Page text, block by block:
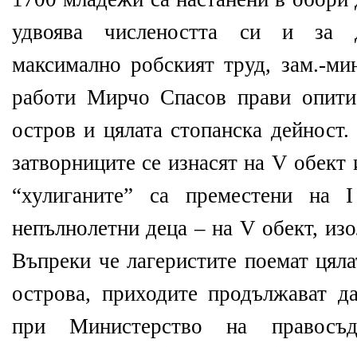
удвоява числеността си и за
максимално робският труд, зам.-
работи Мирчо Спасов прави
остров и цялата стопанска
затворниците се изнасят на V
“хулиганите” са преместени на
непълнолетни деца – на V обект,
Въпреки че лагеристите поемат
острова, приходите продължават
при Министерство на